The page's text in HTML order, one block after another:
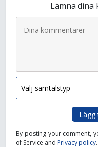
Lämna dina
Lägg
By posting your comment,
of Service and Privacy policy.